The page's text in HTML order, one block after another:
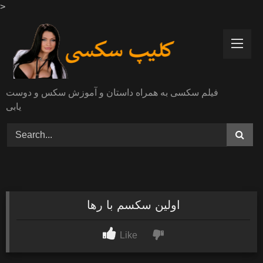
>
content
فیلم سکسی به همراه داستان و آموزش سکس و دوست
یابی
اولین سکسم با رها
Like